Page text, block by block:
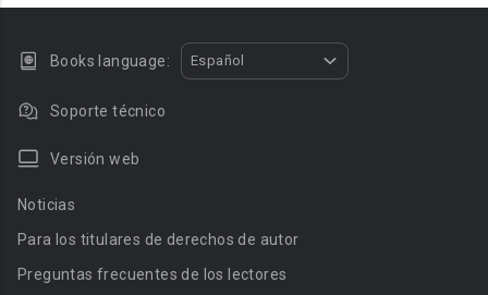
Books language: Español
Soporte técnico
Versión web
Noticias
Para los titulares de derechos de autor
Preguntas frecuentes de los lectores